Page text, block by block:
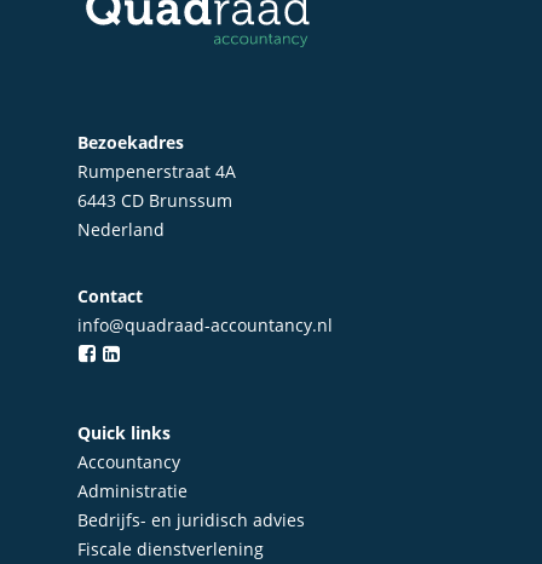
Bezoekadres
Rumpenerstraat 4A
6443 CD Brunssum
Nederland
Contact
info@quadraad-accountancy.nl
Quick links
Accountancy
Administratie
Bedrijfs- en juridisch advies
Fiscale dienstverlening